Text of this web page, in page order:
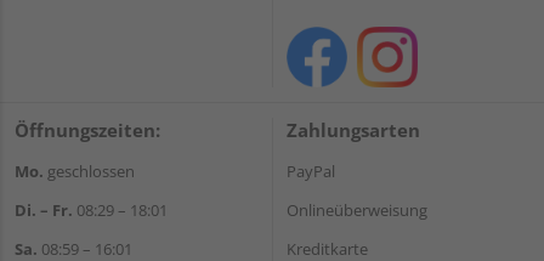
Öffnungszeiten:
Mo. geschlossen
Di. – Fr. 08:29 – 18:01
Sa. 08:59 – 16:01
Zahlungsarten
PayPal
Onlineüberweisung
Kreditkarte